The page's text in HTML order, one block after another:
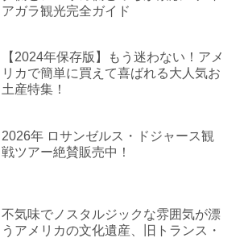
アガラ観光完全ガイド
【2024年保存版】もう迷わない！アメ
リカで簡単に買えて喜ばれる大人気お
土産特集！
2026年 ロサンゼルス・ドジャース観
戦ツアー絶賛販売中！
不気味でノスタルジックな雰囲気が漂
うアメリカの文化遺産、旧トランス・